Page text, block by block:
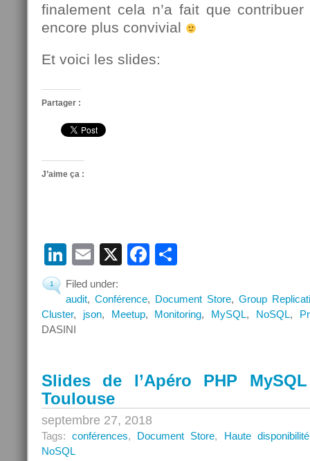
finalement cela n’a fait que contribuer
encore plus convivial
Et voici les slides:
Partager :
J’aime ça :
LinkedIn
Email
X Facebook
1
Filed under:
audit, Conférence, Document Store, Group
Cluster, json, Meetup, Monitoring, MySQL, NoSQL,
DASINI
Slides de l’Apéro PHP
Toulouse
septembre 27, 2018
Tags:conférences, Document Store, Haute disponibilité
NoSQL